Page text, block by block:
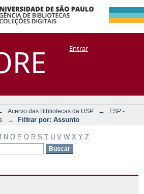
por:
Manakin + CoriscoEntrar
Acervo das Bibliotecas da USP →
FSP -
→ Filtrar por: Assunto
N O P Q R S T U V W X Y Z